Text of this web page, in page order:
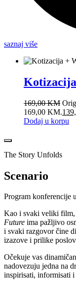
saznaj više
169,00KM
169,00 KM.
Dodaj u korpu
The Story Unfolds
Scenario
Program konferencije
Kao i svaki veliki
Future ima pažljivo
i svaki razgovor čine
izazove i prilike
Očekuje vas
nadovezuju jedna na
inspirisati, informisati